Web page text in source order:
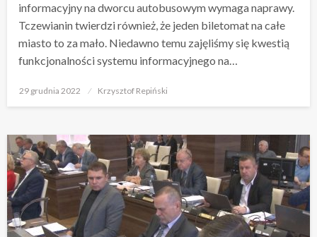
informacyjny na dworcu autobusowym wymaga naprawy.
Tczewianin twierdzi również, że jeden biletomat na całe
miasto to za mało. Niedawno temu zajęliśmy się kwestią
funkcjonalności systemu informacyjnego na…
Opublikowane
29 grudnia 2022 Krzysztof Repiński